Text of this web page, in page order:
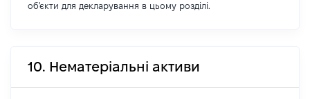
об'єкти для декларування в цьому розділі.
10. Нематеріальні активи